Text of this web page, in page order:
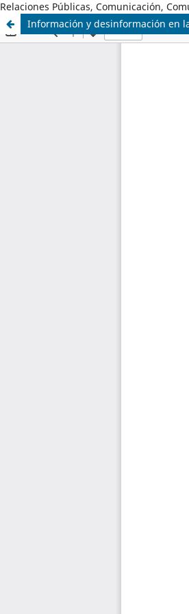
Relaciones Públicas, Comunicación,
Información y desinformación en